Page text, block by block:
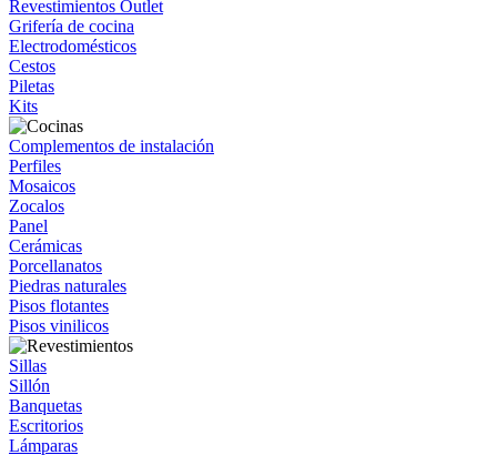
Revestimientos Outlet
Grifería de cocina
Electrodomésticos
Cestos
Piletas
Kits
Complementos de instalación
Perfiles
Mosaicos
Zocalos
Panel
Cerámicas
Porcellanatos
Piedras naturales
Pisos flotantes
Pisos vinilicos
Sillas
Sillón
Banquetas
Escritorios
Lámparas